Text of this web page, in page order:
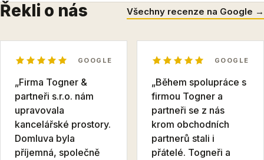
Řekli o nás Všechny recenze na Google →
GOOGLE
„Firma Togner &
partneři s.r.o. nám
upravovala
kancelářské prostory.
Domluva byla
příjemná, společně
GOOGLE
„Během spolupráce s
firmou Togner a
partneři se z nás
krom obchodních
partnerů stali i
přátelé. Togneři a